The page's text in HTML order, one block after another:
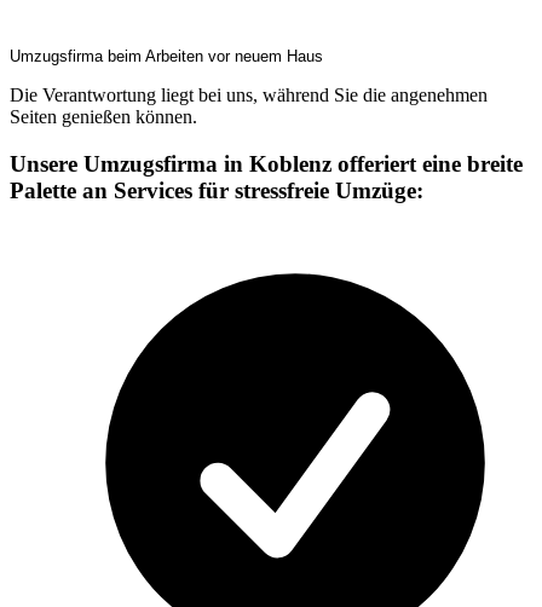
Umzugsfirma beim Arbeiten vor neuem Haus
Die Verantwortung liegt bei uns, während Sie die angenehmen
Seiten genießen können.
Unsere Umzugsfirma in Koblenz offeriert eine breite
Palette an Services für stressfreie Umzüge: